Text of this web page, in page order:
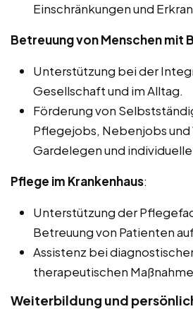
Einschränkungen und
Betreuung von Menschen mit
Unterstützung bei der
Gesellschaft und im Alltag.
Förderung von
Pflegejobs, Nebenjobs und
Gardelegen und
Pflege im Krankenhaus:
Unterstützung der
Betreuung von Patienten
Assistenz bei
therapeutischen
Weiterbildung und